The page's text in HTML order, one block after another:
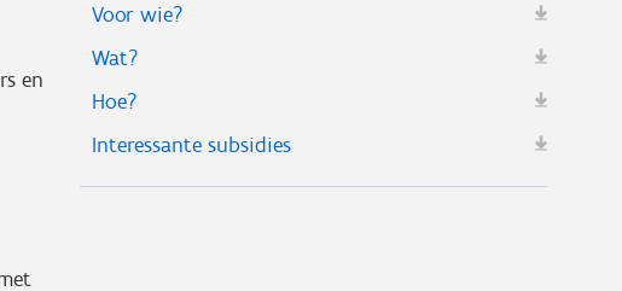
en
Voor wie?
Wat?
Hoe?
Interessante subsidies